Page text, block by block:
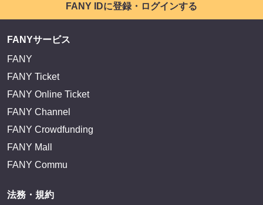
FANY IDに登録・ログインする
FANYサービス
FANY
FANY Ticket
FANY Online Ticket
FANY Channel
FANY Crowdfunding
FANY Mall
FANY Commu
法務・規約